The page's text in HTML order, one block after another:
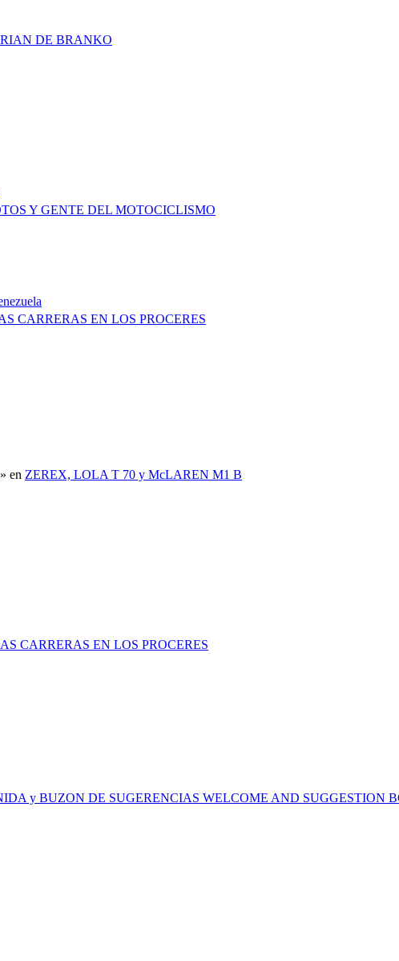
DE BRANKO
Y GENTE DEL MOTOCICLISMO
CARRERAS EN LOS PROCERES
» en ZEREX, LOLA T 70 y McLAREN M1 B
CARRERAS EN LOS PROCERES
y BUZON DE SUGERENCIAS WELCOME AND SUGGESTION